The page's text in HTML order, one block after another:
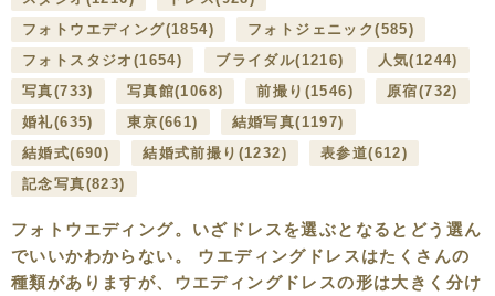
フォトウエディング(1854) フォトジェニック(585)
フォトスタジオ (1654) ブライダル(1216) 人気(1244)
写真(733) 写真館(1068) 前撮り (1546) 原宿(732)
婚礼(635) 東京(661) 結婚写真(1197)
結婚式(690) 結婚式前撮り (1232) 表参道(612)
記念写真(823)
フォトウエディング。いざドレスを選ぶとなるとどう選ん
でいいかわからない。 ウエディングドレスはたくさんの
種類がありますが、ウエディングドレスの形は大きく分け